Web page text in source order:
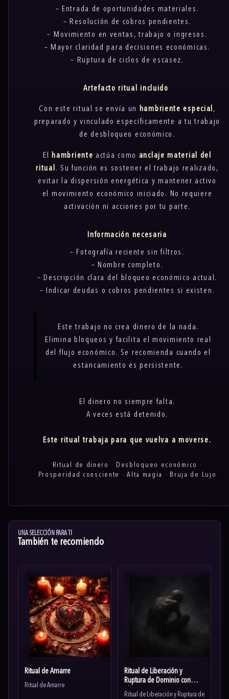
– Entrada de oportunidades materiales.
– Resolución de cobros pendientes.
– Movimiento en ventas, trabajo o ingresos.
– Mayor claridad para decisiones económicas.
– Ruptura de ciclos de escasez.
Artefacto ritual incluido
Con este ritual se envía un hambriente especial ,
preparado y vinculado específicamente a tu trabajo
de desbloqueo económico.
El hambriente actúa como anclaje material del
ritual . Su función es sostener el trabajo realizado,
evitar la dispersión energética y mantener activo
el movimiento económico iniciado. No requiere
activación ni acciones por tu parte.
Información necesaria
– Fotografía reciente sin filtros.
– Nombre completo.
– Descripción clara del bloqueo económico actual.
– Indicar deudas o cobros pendientes si existen.
Este trabajo no crea dinero de la nada.
Elimina bloqueos y facilita el movimiento real
del flujo económico. Se recomienda cuando el
estancamiento es persistente.
El dinero no siempre falta.
A veces está detenido.
Este ritual trabaja para que vuelva a moverse.
Ritual de dinero · Desbloqueo económico ·
Prosperidad consciente · Alta magia · Bruja de Lujo
UNA SELECCIÓN PARA TI
También te recomiendo
Ritual de Amarre
Ritual de Amarre
Ritual de Liberación y
Ruptura de Dominio con
Choronzon
Ritual de Liberación y Ruptura de